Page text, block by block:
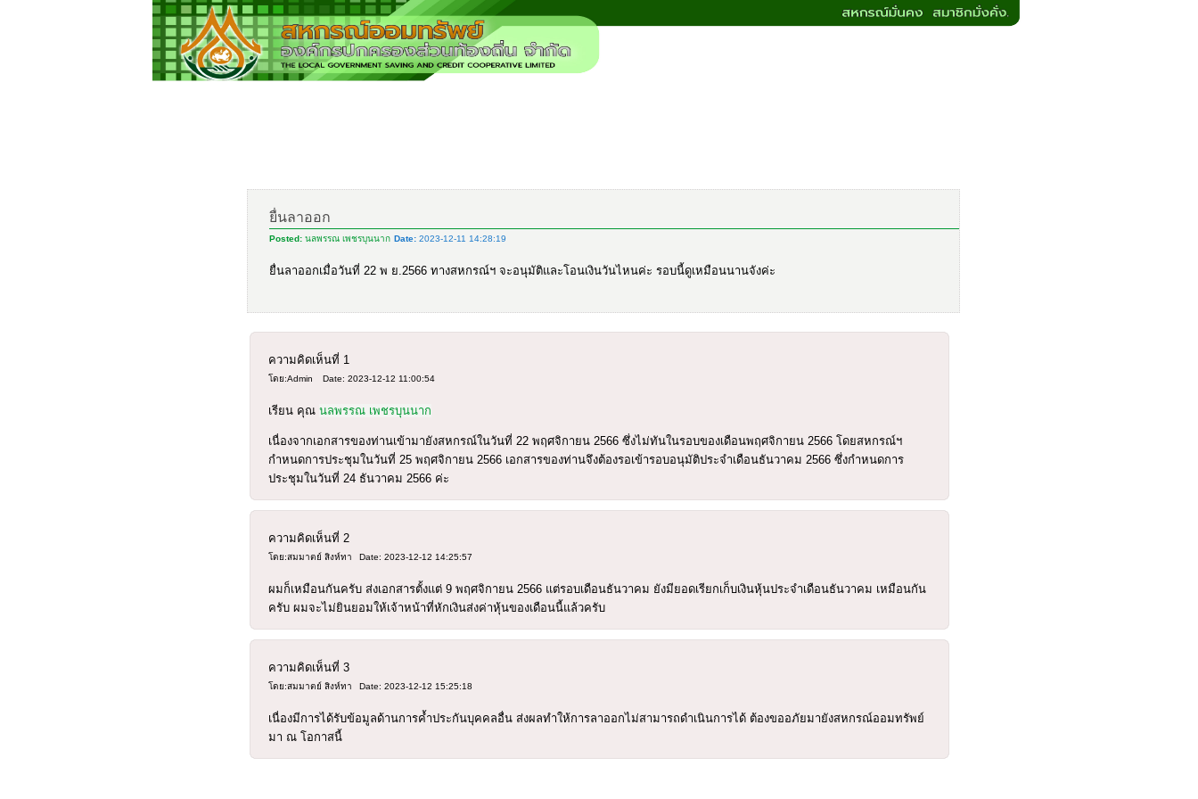
ยื่นลาออก
Posted: นลพรรณ เพชรบุนนาก Date: 2023-12-11 14:28:19
ยื่นลาออกเมื่อวันที่ 22 พ ย.2566 ทางสหกรณ์ฯ จะอนุมัติและโอนเงินวันไหนค่ะ รอบนี้ดูเหมือนนานจังค่ะ
ความคิดเห็นที่ 1
โดย:Admin Date: 2023-12-12 11:00:54
เรียน คุณ นลพรรณ เพชรบุนนาก
เนื่องจากเอกสารของท่านเข้ามายังสหกรณ์ในวันที่ 22 พฤศจิกายน 2566 ซึ่งไม่ทันในรอบของเดือนพฤศจิกายน 2566 โดยสหกรณ์ฯ
กำหนดการประชุมในวันที่ 25 พฤศจิกายน 2566 เอกสารของท่านจึงต้องรอเข้ารอบอนุมัติประจำเดือนธันวาคม 2566 ซึ่งกำหนดการ
ประชุมในวันที่ 24 ธันวาคม 2566 ค่ะ
ความคิดเห็นที่ 2
โดย:สมมาตย์ สิงห์ทา Date: 2023-12-12 14:25:57
ผมก็เหมือนกันครับ ส่งเอกสารตั้งแต่ 9 พฤศจิกายน 2566 แต่รอบเดือนธันวาคม ยังมียอดเรียกเก็บเงินหุ้นประจำเดือนธันวาคม เหมือนกัน
ครับ ผมจะไม่ยินยอมให้เจ้าหน้าที่หักเงินส่งค่าหุ้นของเดือนนี้แล้วครับ
ความคิดเห็นที่ 3
โดย:สมมาตย์ สิงห์ทา Date: 2023-12-12 15:25:18
เนื่องมีการได้รับข้อมูลด้านการค้ำประกันบุคคลอื่น ส่งผลทำให้การลาออกไม่สามารถดำเนินการได้ ต้องขออภัยมายังสหกรณ์ออมทรัพย์
มา ณ โอกาสนี้